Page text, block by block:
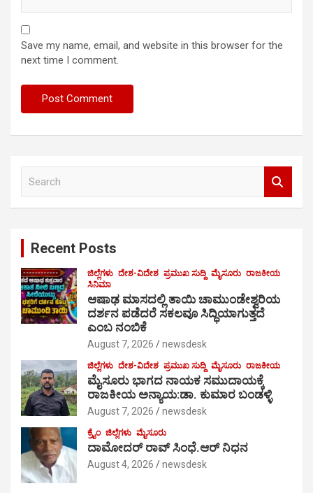
Save my name, email, and website in this browser for the
next time I comment.
Recent Posts
ಜಿಲ್ಲೆಗಳು ದೇಶ-ವಿದೇಶ ಪ್ರಮುಖ ಸುದ್ದಿ ಮೈಸೂರು ರಾಜಕೀಯ
ಸಿನಿಮಾ
ಆಷಾಢ ಮಾಸದಲ್ಲಿ ತಾಯಿ ಚಾಮುಂಡೇಶ್ವರಿಯ
ದರ್ಶನ ಪಡೆದರೆ ಸಕಲವೂ ಸಿದ್ಧಿಯಾಗುತ್ತದೆ
ಎಂಬ ನಂಬಿಕೆ
August 7, 2026 newsdesk
ಜಿಲ್ಲೆಗಳು ದೇಶ-ವಿದೇಶ ಪ್ರಮುಖ ಸುದ್ದಿ ಮೈಸೂರು ರಾಜಕೀಯ
ಮೈಸೂರು ಭಾಗದ ನಾಯಕ ಸಮುದಾಯಕ್ಕೆ
ರಾಜಕೀಯ ಅನ್ಯಾಯ:ಡಾ. ಕುಮಾರ ಬಂಡಳ್ಳಿ
August 7, 2026 newsdesk
ಕ್ರೈಂ ಜಿಲ್ಲೆಗಳು ಮೈಸೂರು
ದಾಮೋದರ್ ರಾವ್ ಸಿಂಧೆ.ಆರ್ ನಿಧನ
August 4, 2026 newsdesk